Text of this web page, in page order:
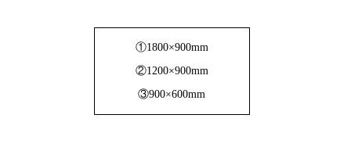
①1800×900mm
②1200×900mm
③900×600mm